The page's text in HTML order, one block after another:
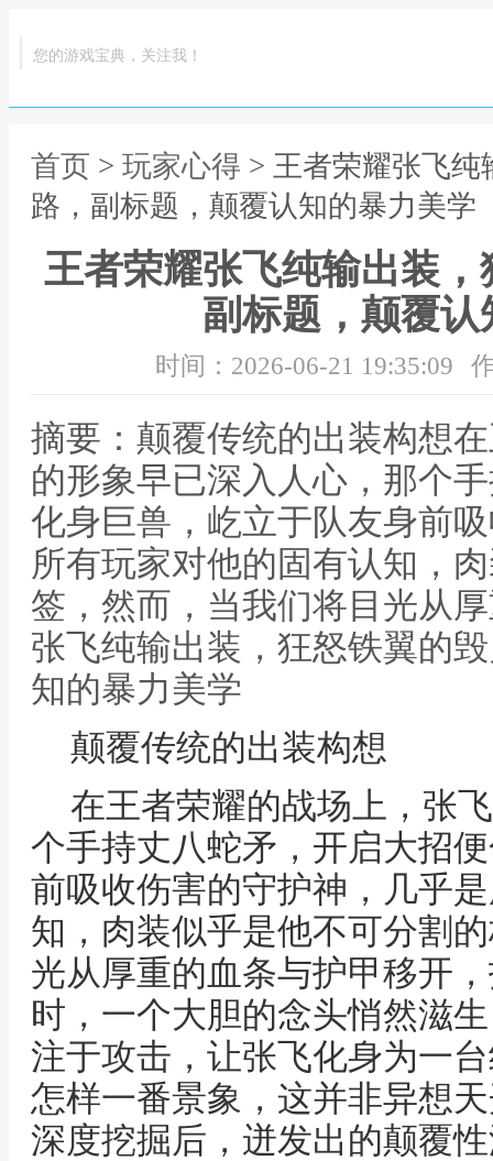
您的游戏宝典，关注我！
首页 > 玩家心得 > 王者荣耀张飞
路，副标题，颠覆认知的暴力美学
王者荣耀张飞纯输出装
副标题，颠覆
时间：2026-06-21 19:35:09
摘要：颠覆传统的出装构想
的形象早已深入人心，那个
化身巨兽，屹立于队友身前
所有玩家对他的固有认知，
签，然而，当我们将目光从
张飞纯输出装，狂怒铁翼的
知的暴力美学
颠覆传统的出装构想
在王者荣耀的战场上，张
个手持丈八蛇矛，开启大招
前吸收伤害的守护神，几乎
知，肉装似乎是他不可分割
光从厚重的血条与护甲移开
时，一个大胆的念头悄然滋
注于攻击，让张飞化身为一
怎样一番景象，这并非异想
深度挖掘后，迸发出的颠覆